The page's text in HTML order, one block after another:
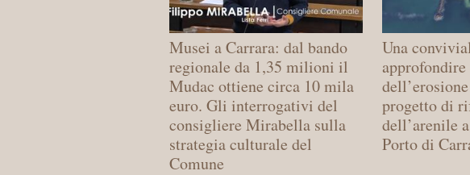
Musei a Carrara: dal bando
regionale da 1,35 milioni il
Mudac ottiene circa 10 mila
euro. Gli interrogativi del
consigliere Mirabella sulla
strategia culturale del
Comune
Una
progetto di
dell’arenile
Porto di